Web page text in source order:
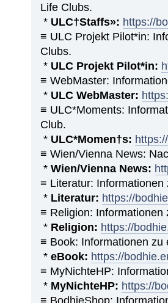
Life Clubs.
* ULC†Staffs»: https://
≡ ULC Projekt Pilot*in:
Clubs.
* ULC Projekt Pilot*in:
≡ WebMaster:
* ULC WebMaster:
≡ ULC*Moments:
Club.
* ULC*Momen†s:
≡ Wien/Vienna News:
*Wien/Vienna News:
≡ Literatur:
* Literatur: https://
≡ Religion: Informationen
* Religion: https://
≡ Book: Informationen zu
*eBook: https://
≡ MyNichteHP:
* MyNichteHP: https://